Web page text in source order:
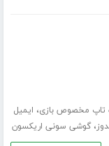
تاپ مخصوص بازی، ایمیل
،گوشی سونی اریکسون